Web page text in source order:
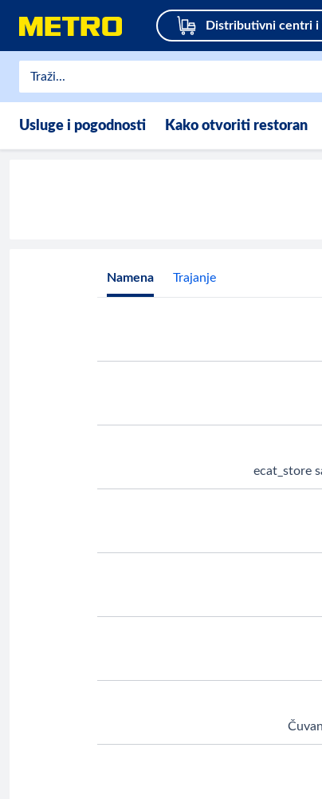
Distributivni centri i
Usluge i pogodnosti Kako otvoriti restoran
Namena Trajanje
ecat_store